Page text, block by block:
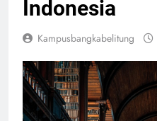
Indonesia
Kampusbangkabelitung